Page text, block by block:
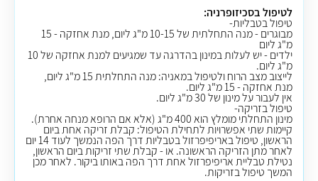
לטיפול בסכיזופרניה:
טיפול בטבליות-
מבוגרים - מנה התחלתית של 10-15 מ"ג ליום, מנת אחזקה - 15
מ"ג ליום
ילדים - יש לעלות במינון בהדרגה עד שמגיעים למנת אחזקה של 10
מ"ג ליום.
לייצוב מצב הרוח ולטיפול במאניה: מנה התחלתית 15 מ"ג ליום,
מנת אחזקה - 15 מ"ג ליום .
אין לעבור על מינון של 30 מ"ג ליום .
טיפול בזריקה-
מינון התחלתי מומלץ הוא 400 מ"ג (אלא אם הרופא מנחה אחרת).
קיימות שתי אפשרויות לתחילת הטיפול: קבלת זריקה אחת ביום
הראשון, טיפול באריפיפרזול בטבליות דרך הפה הנמשך לעוד 14 יום
לאחר מתן הזריקה הראשונה. או - קבלת שתי זריקות ביום הראשון,
נטילת טבליית אריפיפרזול אחת דרך הפה באותו ביקור. לאחר מכן
המשך טיפול בזריקות.